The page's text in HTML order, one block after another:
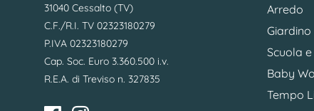
31040 Cessalto (TV)
C.F./R.I. TV 02323180279
P.IVA 02323180279
Cap. Soc. Euro 3.360.500 i.v.
R.E.A. di Treviso n. 327835
Arredo
Giardino
Scuola
Baby
Tempo